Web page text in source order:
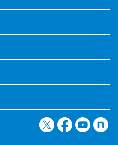
X（旧Twitter）
Facebook